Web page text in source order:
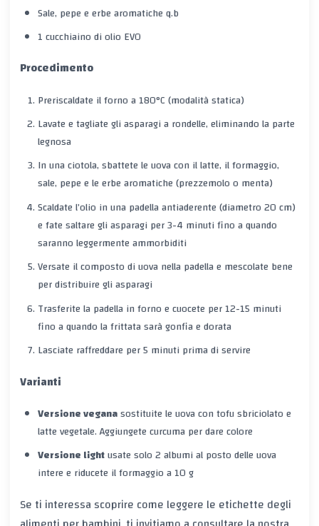
Sale, pepe e erbe aromatiche q.b
1 cucchiaino di olio EVO
Procedimento
Preriscaldate il forno a 180°C(modalità statica)
Lavate e tagliate gli asparagi a rondelle, eliminando la parte
legnosa
In una ciotola, sbattete le uova con il latte, il formaggio,
sale, pepe e le erbe aromatiche (prezzemolo o menta)
Scaldate l’olio in una padella antiaderente (diametro 20 cm)
e fate saltare gli asparagi per3-4 minutifino a quando
saranno leggermente ammorbiditi
Versate il composto di uova nella padella e mescolate bene
per distribuire gli asparagi
Trasferite la padella in forno e cuocete per12-15 minuti
fino a quando la frittata sarà gonfia e dorata
Lasciate raffreddare per 5 minuti prima di servire
Varianti
Versione veganasostituite le uova contofu sbriciolatoe
latte vegetale. Aggiungetecurcuma per dare colore
Versione lightusate solo2 albumial posto delle uova
intere e riducete il formaggio a 10 g
Se ti interessa scoprire come leggere le etichette degli